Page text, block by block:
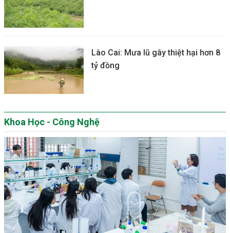
Lào Cai: Mưa lũ gây thiệt hại hơn 8
tỷ đồng
Khoa Học - Công Nghệ